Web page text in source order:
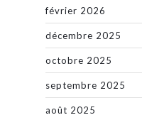
février 2026
décembre 2025
octobre 2025
septembre 2025
août 2025